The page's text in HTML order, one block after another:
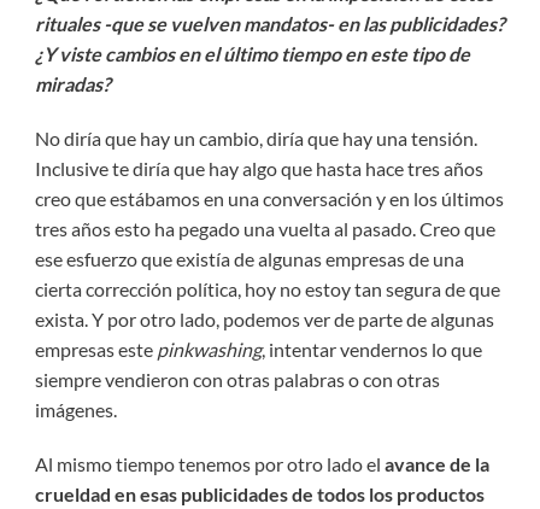
rituales -que se vuelven mandatos- en las publicidades?
¿Y viste cambios en el último tiempo en este tipo de
miradas?
No diría que hay un cambio, diría que hay una tensión.
Inclusive te diría que hay algo que hasta hace tres años
creo que estábamos en una conversación y en los últimos
tres años esto ha pegado una vuelta al pasado. Creo que
ese esfuerzo que existía de algunas empresas de una
cierta corrección política, hoy no estoy tan segura de que
exista. Y por otro lado, podemos ver de parte de algunas
empresas este pinkwashing, intentar vendernos lo que
siempre vendieron con otras palabras o con otras
imágenes.
Al mismo tiempo tenemos por otro lado el avance de la
crueldad en esas publicidades de todos los productos